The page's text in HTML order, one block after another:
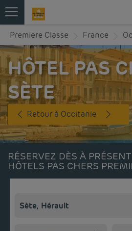
Premiere Classe France
HÔTEL PAS
SÈTE
Retour à Occitanie
RÉSERVEZ DÈS À
HÔTELS PAS CHERS